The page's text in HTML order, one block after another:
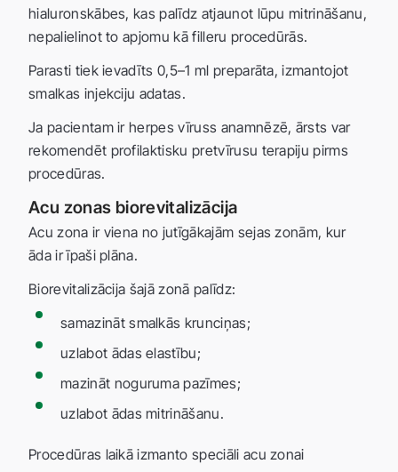
hialuronskābes, kas palīdz atjaunot lūpu mitrināšanu,
nepalielinot to apjomu kā filleru procedūrās.
Parasti tiek ievadīts 0,5–1 ml preparāta, izmantojot
smalkas injekciju adatas.
Ja pacientam ir herpes vīruss anamnēzē, ārsts var
rekomendēt profilaktisku pretvīrusu terapiju pirms
procedūras.
Acu zonas biorevitalizācija
Acu zona ir viena no jutīgākajām sejas zonām, kur
āda ir īpaši plāna.
Biorevitalizācija šajā zonā palīdz:
samazināt smalkās krunciņas;
uzlabot ādas elastību;
mazināt noguruma pazīmes;
uzlabot ādas mitrināšanu.
Procedūras laikā izmanto speciāli acu zonai